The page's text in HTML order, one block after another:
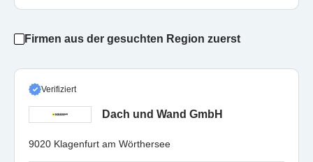
Firmen aus der gesuchten Region zuerst
Verifiziert
Dach und Wand GmbH
9020 Klagenfurt am Wörthersee